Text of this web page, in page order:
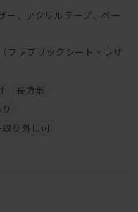
ー、アクリルテープ、ペー
ファブリックシート・レザ
長方形
り外し可